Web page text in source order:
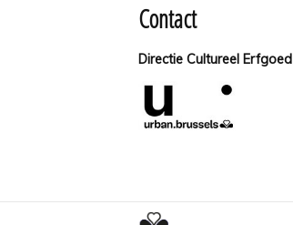
Contact
Directie Cultureel Erfgoed